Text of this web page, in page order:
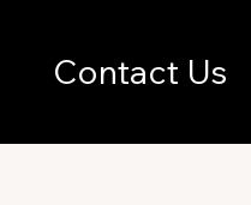
Contact Us